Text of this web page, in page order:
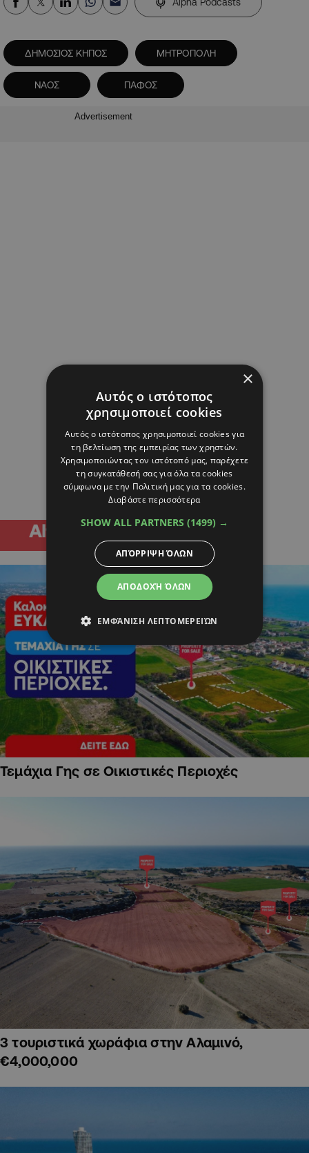
ΔΗΜΟΣΙΟΣ ΚΗΠΟΣ ΜΗΤΡΟΠΟΛΗ
ΝΑΟΣ ΠΑΦΟΣ
Advertisement
Τεμάχια Γης σε Οικιστικές Περιοχές
3 τουριστικά χωράφια στην Αλαμινό,
€4,000,000
×
Αυτός ο ιστότοπος
χρησιμοποιεί cookies
Αυτός ο ιστότοπος χρησιμοποιεί cookies για
τη βελτίωση της εμπειρίας των χρηστών.
Χρησιμοποιώντας τον ιστότοπό μας, παρέχετε
τη συγκατάθεσή σας για όλα τα cookies
σύμφωνα με την Πολιτική μας για τα cookies.
Διαβάστε περισσότερα
SHOW ALL PARTNERS (1499) →
ΑΠΟΔΟΧΉ ΌΛΩΝ
ΑΠΌΡΡΙΨΗ ΌΛΩΝ
ΕΜΦΆΝΙΣΗ ΛΕΠΤΟΜΕΡΕΙΏΝ